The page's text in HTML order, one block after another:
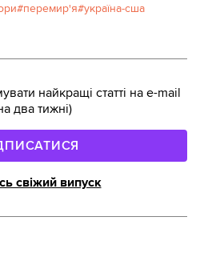
перемир'я україна-сша
найкращі статті на e-mail
два тижні)
свіжий випуск